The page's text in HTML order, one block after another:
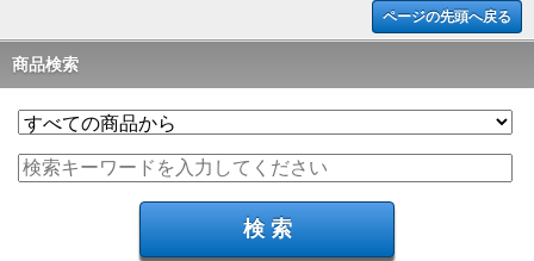
ページの先頭へ戻る
商品検索